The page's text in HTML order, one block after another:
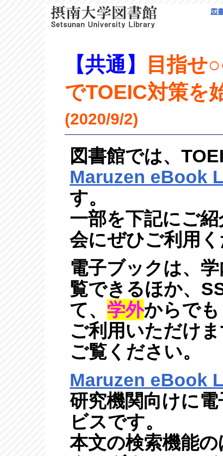
図
【共通】
目指せ
でTOEIC対策を
(2020/9/2)
図書館では、
Maruzen eBook
す。
一部を下記にご
会にぜひご利用
電子ブックは、
覧できるほか、
て、 学外からでも
ご利用いただけ
ご覧ください。
Maruzen eBook
研究機関向けに
ビスです。
本文の検索機能